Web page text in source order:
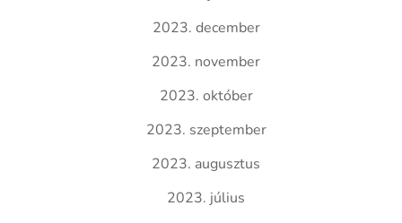
2023. december
2023. november
2023. október
2023. szeptember
2023. augusztus
2023. július